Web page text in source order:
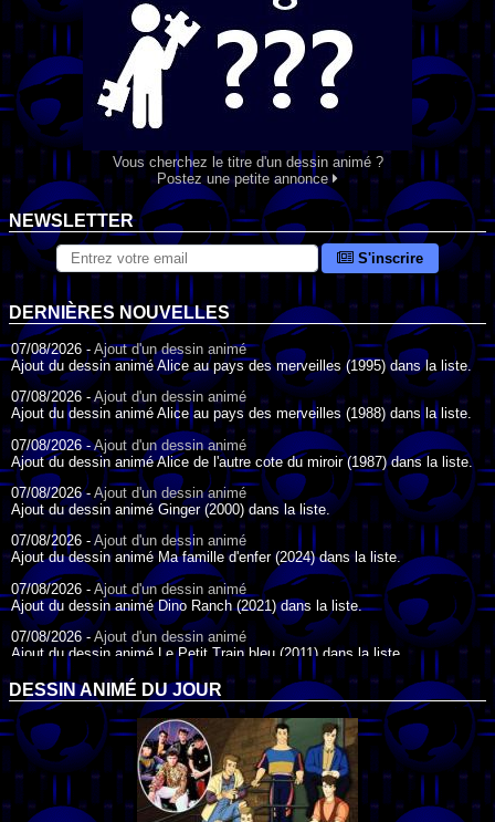
Vous cherchez le titre d'un dessin animé ?
Postez une petite annonce
NEWSLETTER
S'inscrire
DERNIÈRES NOUVELLES
07/08/2026 - Ajout d'un dessin animé
Ajout du dessin animé Alice au pays des merveilles (1995) dans la liste.
07/08/2026 -Ajout d'un dessin animé
Ajout du dessin animé Alice au pays des merveilles (1988) dans la liste.
07/08/2026 -Ajout d'un dessin animé
Ajout du dessin animé Alice de l'autre cote du miroir (1987) dans la liste.
07/08/2026 -Ajout d'un dessin animé
Ajout du dessin animé Ginger (2000) dans la liste.
07/08/2026 - Ajout d'un dessin animé
Ajout du dessin animé Ma famille d'enfer (2024) dans la liste.
07/08/2026 - Ajout d'un dessin animé
Ajout du dessin animé Dino Ranch (2021) dans la liste.
07/08/2026 -Ajout d'un dessin animé
Ajout du dessin animé Le Petit Train bleu (2011) dans la liste.
07/08/2026 - Ajout d'un dessin animé
Ajout du dessin animé Agent Spécial Oso (2009) dans la liste.
17/07/2026 -
Ajout d'un dessin animé
Ajout du dessin animé Peter Pan (1988) dans la liste.
17/07/2026 -Ajout d'un dessin animé
Ajout du dessin animé Le Bossu de Notre-Dame (1996) dans la liste.
DESSIN ANIMÉ DU JOUR